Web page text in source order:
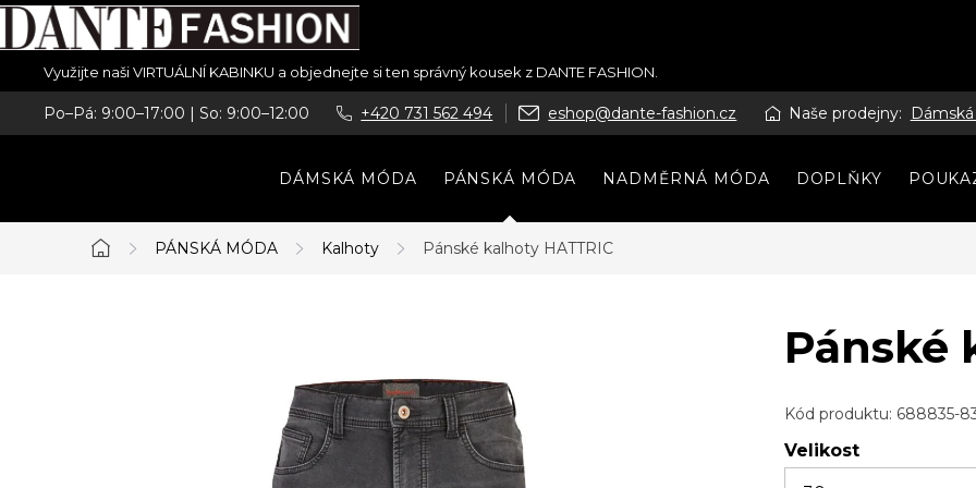
Přejít
na
obsah
Využijte naši VIRTUÁLNÍ KABINKU a objednejte si ten správný kousek z DANTE FASHION.
Po–Pá: 9:00–17:00 | So: 9:00–12:00 +420 731 562 494 eshop@dante-fashion.cz Naše prodejny:
DÁMSKÁ MÓDA PÁNSKÁ MÓDA NADMĚRNÁ MÓDA DOPLŇKY
Domů
PÁNSKÁ MÓDA Kalhoty Pánské kalhoty HATTRIC
Pánské
Kód produktu: 688835-
Velikost